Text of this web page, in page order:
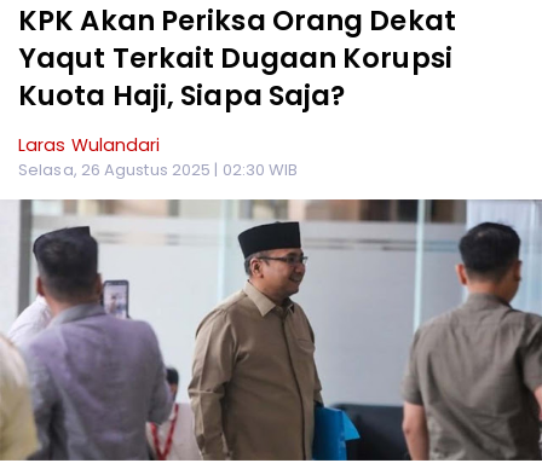
KPK Akan Periksa Orang Dekat
Yaqut Terkait Dugaan Korupsi
Kuota Haji, Siapa Saja?
Laras Wulandari
Selasa, 26 Agustus 2025 | 02:30 WIB